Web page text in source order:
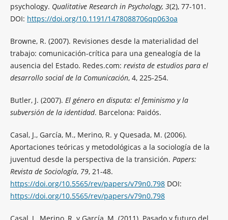
psychology. Qualitative Research in Psychology, 3(2), 77-101.
DOI: https://doi.org/10.1191/1478088706qp063oa
Browne, R. (2007). Revisiones desde la materialidad del
trabajo: comunicación-crítica para una genealogía de la
ausencia del Estado. Redes.com: revista de estudios para el
desarrollo social de la Comunicación, 4, 225-254.
Butler, J. (2007). El género en disputa: el feminismo y la
subversión de la identidad. Barcelona: Paidós.
Casal, J., García, M., Merino, R. y Quesada, M. (2006).
Aportaciones teóricas y metodológicas a la sociología de la
juventud desde la perspectiva de la transición. Papers:
Revista de Sociología, 79, 21-48.
https://doi.org/10.5565/rev/papers/v79n0.798DOI:
https://doi.org/10.5565/rev/papers/v79n0.798